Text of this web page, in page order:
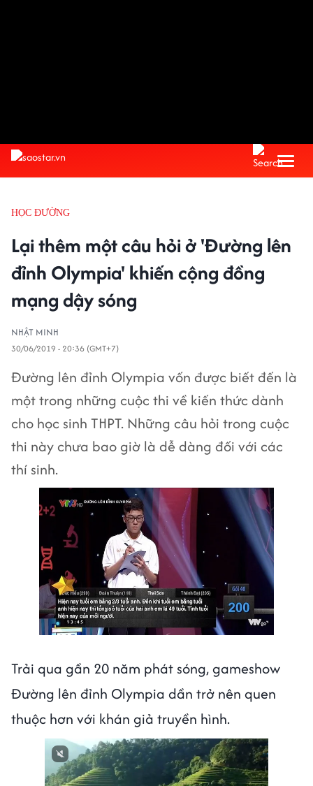
HỌC ĐƯỜNG
Lại thêm một câu hỏi ở 'Đường lên
đỉnh Olympia' khiến cộng đồng
mạng dậy sóng
NHẬT MINH
30/06/2019 - 20:36 (GMT+7)
Đường lên đỉnh Olympia vốn được biết đến là
một trong những cuộc thi về kiến thức dành
cho học sinh THPT. Những câu hỏi trong cuộc
thi này chưa bao giờ là dễ dàng đối với các
thí sinh.
Trải qua gần 20 năm phát sóng, gameshow
Đường lên đỉnh Olympia dần trở nên quen
thuộc hơn với khán giả truyền hình.